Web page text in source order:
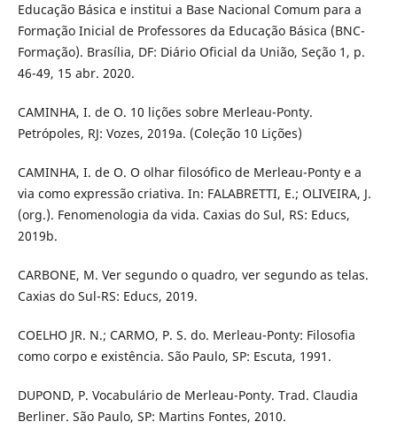
Educação Básica e institui a Base Nacional Comum para a
Formação Inicial de Professores da Educação Básica (BNC-
Formação). Brasília, DF: Diário Oficial da União, Seção 1, p.
46-49, 15 abr. 2020.
CAMINHA, I. de O. 10 lições sobre Merleau-Ponty.
Petrópoles, RJ: Vozes, 2019a. (Coleção 10 Lições)
CAMINHA, I. de O. O olhar filosófico de Merleau-Ponty e a
via como expressão criativa. In: FALABRETTI, E.; OLIVEIRA, J.
(org.). Fenomenologia da vida. Caxias do Sul, RS: Educs,
2019b.
CARBONE, M. Ver segundo o quadro, ver segundo as telas.
Caxias do Sul-RS: Educs, 2019.
COELHO JR. N.; CARMO, P. S. do. Merleau-Ponty: Filosofia
como corpo e existência. São Paulo, SP: Escuta, 1991.
DUPOND, P. Vocabulário de Merleau-Ponty. Trad. Claudia
Berliner. São Paulo, SP: Martins Fontes, 2010.